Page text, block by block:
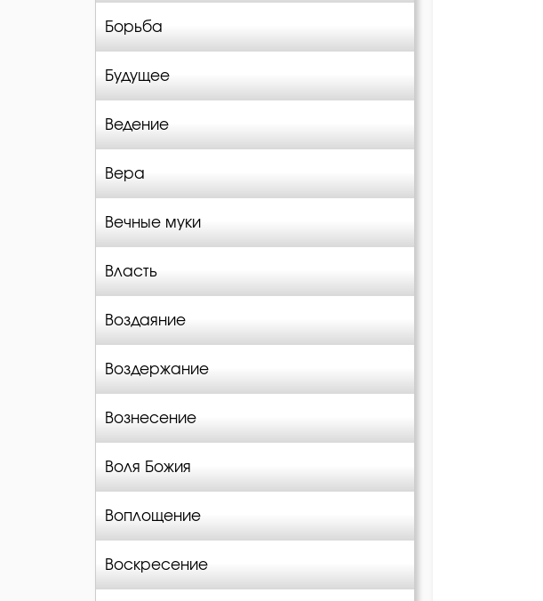
Борьба
Будущее
Ведение
Вера
Вечные муки
Власть
Воздаяние
Воздержание
Вознесение
Воля Божия
Воплощение
Воскресение